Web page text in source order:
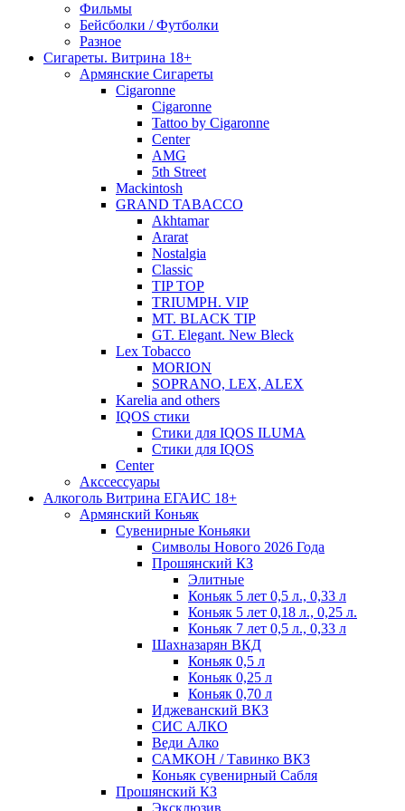
Фильмы
Бейсболки / Футболки
Разное
Сигареты. Витрина 18+
Армянские Сигареты
Cigaronne
Cigaronne
Tattoo by Cigaronne
Center
AMG
5th Street
Mackintosh
GRAND TABACCO
Akhtamar
Ararat
Nostalgia
Classic
TIP TOP
TRIUMPH. VIP
MT. BLACK TIP
GT. Elegant. New Bleck
Lex Tobacco
MORION
SOPRANO, LEX, ALEX
Karelia and others
IQOS стики
Стики для IQOS ILUMA
Стики для IQOS
Сenter
Акссессуары
Алкоголь Витрина ЕГАИС 18+
Армянский Коньяк
Сувенирные Коньяки
Символы Нового 2026 Года
Прошянский КЗ
Элитные
Коньяк 5 лет 0,5 л., 0,33 л
Коньяк 5 лет 0,18 л., 0,25 л.
Коньяк 7 лет 0,5 л., 0,33 л
Шахназарян ВКД
Коньяк 0,5 л
Коньяк 0,25 л
Коньяк 0,70 л
Иджеванский ВКЗ
СИС АЛКО
Веди Алко
САМКОН / Тавинко ВКЗ
Коньяк сувенирный Сабля
Прошянский КЗ
Эксклюзив